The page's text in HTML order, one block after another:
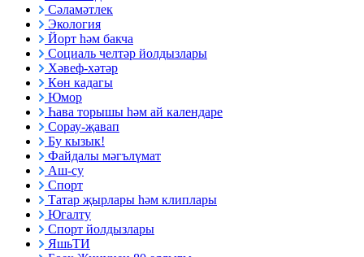
Сәламәтлек
Экология
Йорт һәм бакча
Социаль челтәр йолдызлары
Хәвеф-хәтәр
Көн кадагы
Юмор
Һава торышы һәм ай календаре
Сорау-җавап
Бу кызык!
Файдалы мәгълүмат
Аш-су
Спорт
Татар җырлары һәм клиплары
Югалту
Спорт йолдызлары
ЯшьТИ